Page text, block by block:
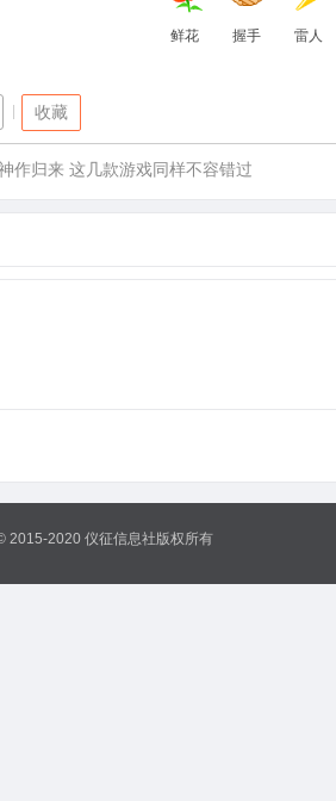
鲜花 握手 雷人
收藏
作归来 这几款游戏同样不容错过
2015-2020 仪征信息社版权所有